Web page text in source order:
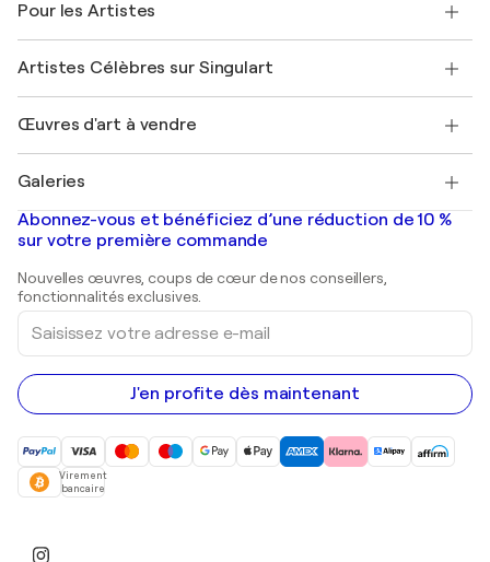
Offrir une carte cadeau
Rejoignez notre programme commercial
Mon compte
+33 1 76 44 06 42
FAQ
Magazine Singulart
Emplois
Découvrez une sélection d'art original
Pour les Artistes
Se connecter en tant qu'Artiste
Artistes Célèbres sur Singulart
Marc Chagall
Banksy
Mr. Brainwash
Shepard Fairey
Œuvres d'art à vendre
Tableaux abstraits à vendre
Peintures de paysage
Estampes
Peintures acryliques
Galeries
Galeries d'art en France
Galeries d'art en Belgique
Abonnez-vous et bénéficiez d’une réduction de 10 %
sur votre première commande
Nouvelles œuvres, coups de cœur de nos conseillers,
fonctionnalités exclusives.
Saisissez
votre
adresse
e-
mail
J'en profite dès maintenant
Virement
bancaire